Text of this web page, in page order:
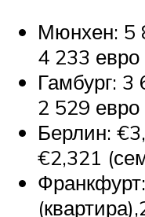
Мюнхен: 5
4 233
Гамбург: 3
2 529
Берлин:
€2,321